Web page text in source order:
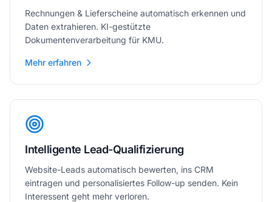
Rechnungen & Lieferscheine automatisch erkennen und
Daten extrahieren. KI-gestützte
Dokumentenverarbeitung für KMU.
Mehr erfahren
Intelligente Lead-Qualifizierung
Website-Leads automatisch bewerten, ins CRM
eintragen und personalisiertes Follow-up senden. Kein
Interessent geht mehr verloren.